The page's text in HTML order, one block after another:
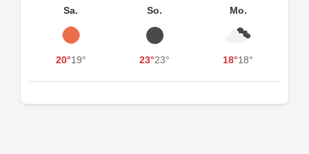
Sa.
20°19°
So.
23°23°
Mo.
18°18°